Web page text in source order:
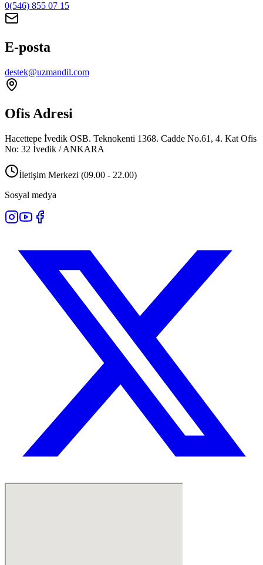
0(546) 855 07 15
E-posta
destek@uzmandil.com
Ofis Adresi
Hacettepe İvedik OSB. Teknokenti 1368. Cadde No.61, 4. Kat Ofis
No: 32 İvedik / ANKARA
İletişim Merkezi (09.00 - 22.00)
Sosyal medya